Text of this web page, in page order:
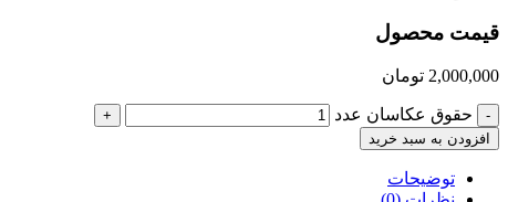
قیمت محصول
2,000,000 تومان
- حقوق عکاسان عدد
+
افزودن به سبد خرید
توضیحات